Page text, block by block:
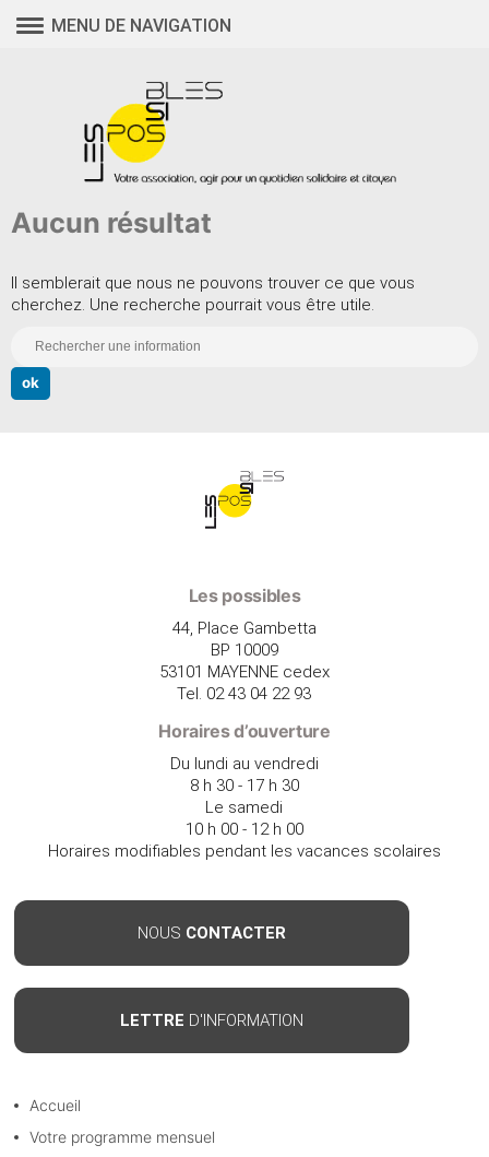
MENU DE NAVIGATION
Aucun résultat
Il semblerait que nous ne pouvons trouver ce que vous
cherchez. Une recherche pourrait vous être utile.
Les possibles
44, Place Gambetta
BP 10009
53101 MAYENNE cedex
Tel. 02 43 04 22 93
Horaires d’ouverture
Du lundi au vendredi
8 h 30 - 17 h 30
Le samedi
10 h 00 - 12 h 00
Horaires modifiables pendant les vacances scolaires
NOUS CONTACTER
LETTRE D'INFORMATION
Accueil
Votre programme mensuel